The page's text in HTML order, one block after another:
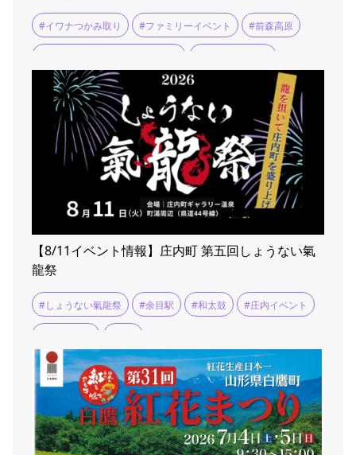
#イワナつかみ取り #ファミリーイベント #前森高原
#高原グルメ
【8/11イベント情報】庄内町 第五回しょうない氣
龍祭
#しょうない氣龍祭 #余目駅 #和太鼓 #庄内イベント